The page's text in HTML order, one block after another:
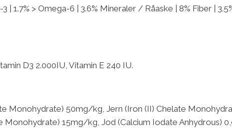
| 1.7% > Omega-6 | 3.6% Mineraler / Råaske | 8% Fiber |
D3 2.000IU, Vitamin E 240 IU.
Monohydrate) 50mg/kg, Jern (Iron (II) Chelate
Monohydrate) 15mg/kg, Jod (Calcium Iodate Anhydrous)